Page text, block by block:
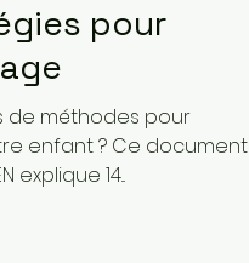
pour
de méthodes pour
enfant ? Ce document
explique 14...